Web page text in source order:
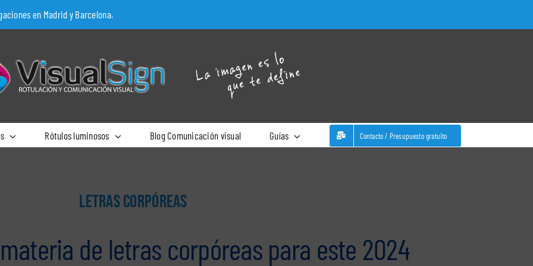
en Madrid y Barcelona.
Rótulos luminosos Blog Comunicación visual Guías Contacto / Presupuesto gratuito
LETRAS CORPÓREAS
de letras corpóreas para este 2024